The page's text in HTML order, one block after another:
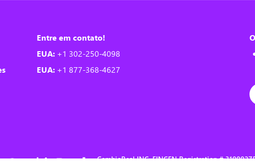
Entre em contato!
EUA: +1 302-250-4098
EUA: +1 877-368-4627
CambioReal INC, FINCEN Registration #